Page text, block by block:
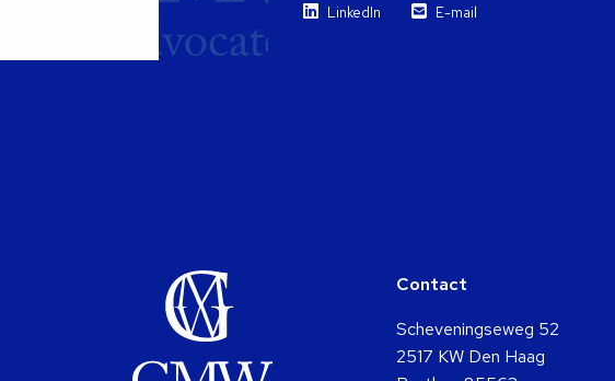
LinkedIn E-mail
Contact
Scheveningseweg 52
2517 KW Den Haag